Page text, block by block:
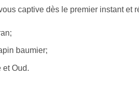
captive dès le premier instant et
baumier;
et Oud.